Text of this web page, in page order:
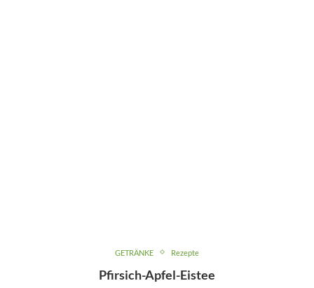
GETRÄNKE Rezepte
Pfirsich-Apfel-Eistee